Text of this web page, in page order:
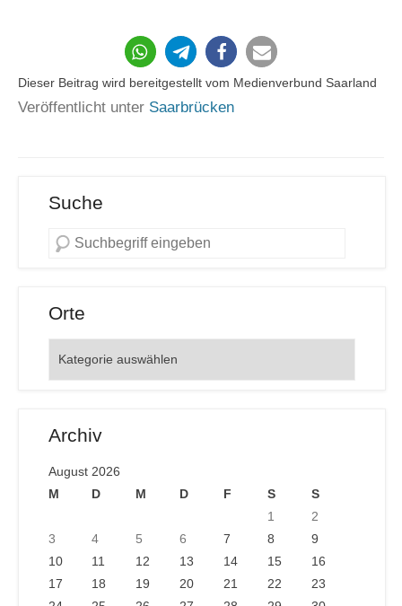
44
Dieser Beitrag wird bereitgestellt vom Medienverbund Saarland
Veröffentlicht unter Saarbrücken
Suche
Orte
Archiv
August 2026
M
D M D F S
S
1
2
3
4 5 6 7 8
9
10
11 12 13 14 15
16
17
18 19 20 21 22
23